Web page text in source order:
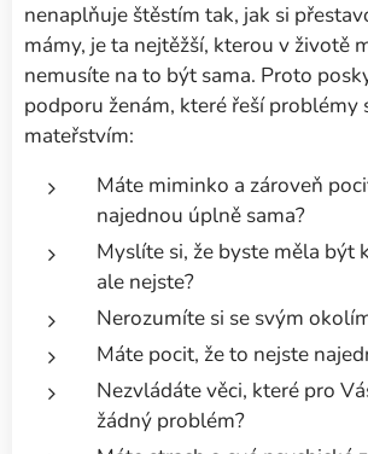
nenaplňuje štěstím tak, jak si
mámy, je ta nejtěžší, kterou v životě
nemusíte na to být sama. Proto
podporu ženám, které řeší problémy
mateřstvím:
Máte miminko a zároveň
najednou úplně sama?
Myslíte si, že byste měla být
ale nejste?
Nerozumíte si se svým
Máte pocit, že to nejste
Nezvládáte věci, které pro
žádný problém?